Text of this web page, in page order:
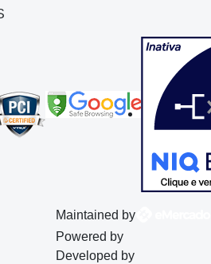
Maintained by
Powered by
Developed by